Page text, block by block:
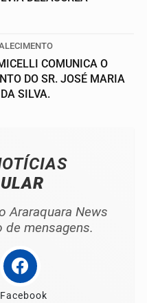
COMUNICA O
DO SR. JOSÉ MARIA
SILVA.
Araraquara News
de mensagens.
Facebook